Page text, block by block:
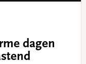
dagen